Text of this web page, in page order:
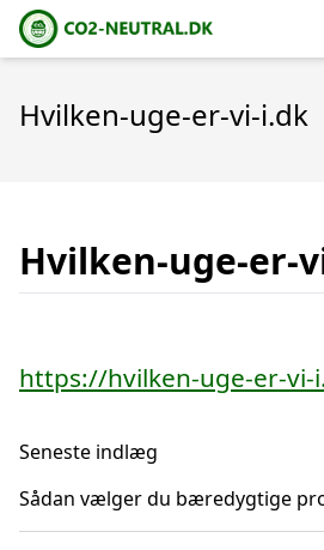
Hvilken-uge-er-vi-i.dk
Hvilken-uge-er-
https://hvilken-uge-er-vi-
Seneste indlæg
Sådan vælger du bæredygtige